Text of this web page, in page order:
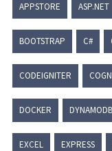
APPSTORE ASP.NET
BOOTSTRAP C#
CODEIGNITER
DOCKER DYNAMODB
EXCEL EXPRESS